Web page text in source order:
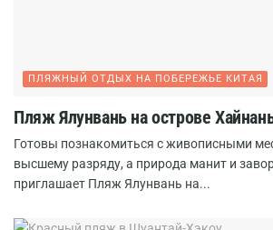
ПЛЯЖНЫЙ ОТДЫХ НА ПОБЕРЕЖЬЕ КИТАЯ
Пляж Ялунвань на острове
Готовы познакомиться с живописными
высшему разряду, а природа манит и
приглашает Пляж Ялунвань на...